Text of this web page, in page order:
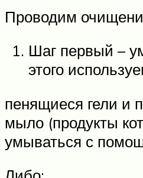
Проводим
Шаг первый –
этого
пенящиеся гели и
мыло (продукты
умываться с